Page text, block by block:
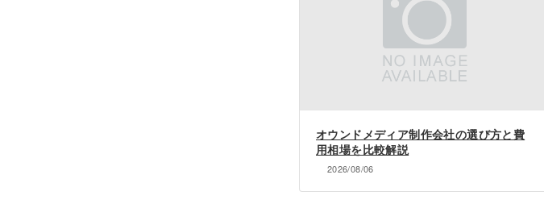
オウンドメディア制作会社の選び方と費
用相場を比較解説
2026/08/06